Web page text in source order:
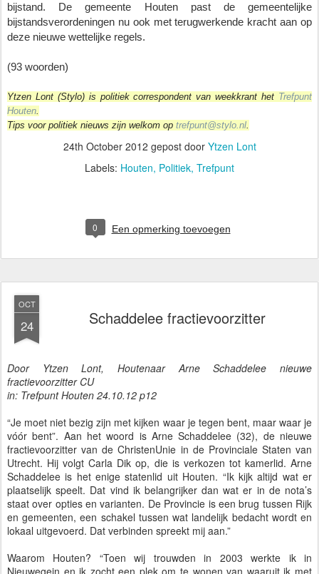
bijstand. De gemeente Houten past de gemeentelijke
bijstandsverordeningen nu ook met terugwerkende kracht aan op
deze nieuwe wettelijke regels.
(93 woorden)
Ytzen Lont (Stylo) is politiek correspondent van weekkrant het Trefpunt
Houten.
Tips voor politiek nieuws zijn welkom op trefpunt@stylo.nl.
24th October 2012 gepost door Ytzen Lont
Labels: Houten Politiek Trefpunt
0 Een opmerking toevoegen
OCT
24 Schaddelee fractievoorzitter
Door Ytzen Lont, Houtenaar Arne Schaddelee nieuwe
fractievoorzitter CU
in: Trefpunt Houten 24.10.12 p12
“Je moet niet bezig zijn met kijken waar je tegen bent, maar waar je
vóór bent”. Aan het woord is Arne Schaddelee (32), de nieuwe
fractievoorzitter van de ChristenUnie in de Provinciale Staten van
Utrecht. Hij volgt Carla Dik op, die is verkozen tot kamerlid. Arne
Schaddelee is het enige statenlid uit Houten. “Ik kijk altijd wat er
plaatselijk speelt. Dat vind ik belangrijker dan wat er in de nota’s
staat over opties en varianten. De Provincie is een brug tussen Rijk
en gemeenten, een schakel tussen wat landelijk bedacht wordt en
lokaal uitgevoerd. Dat verbinden spreekt mij aan.”
Waarom Houten? “Toen wij trouwden in 2003 werkte ik in
Nieuwegein en ik zocht een plek om te wonen van waaruit ik met